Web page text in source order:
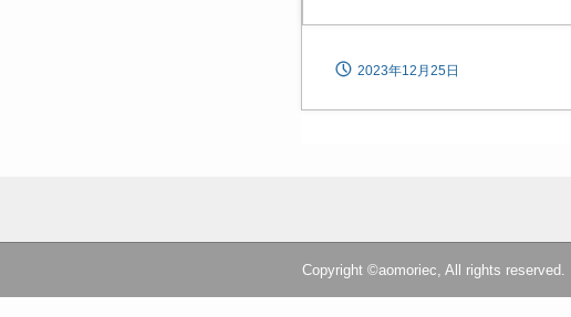
2023年12月25日
Copyright ©aomoriec, All rights reserved.